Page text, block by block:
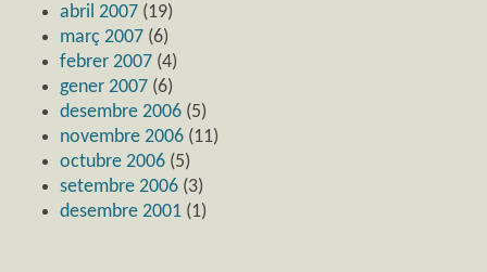
abril 2007 (19)
març 2007 (6)
febrer 2007 (4)
gener 2007 (6)
desembre 2006 (5)
novembre 2006 (11)
octubre 2006 (5)
setembre 2006 (3)
desembre 2001 (1)